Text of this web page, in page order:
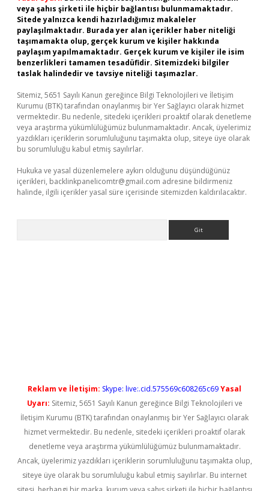
veya şahıs şirketi ile hiçbir bağlantısı bulunmamaktadır.
Sitede yalnızca kendi hazırladığımız makaleler
paylaşılmaktadır. Burada yer alan içerikler haber niteliği
taşımamakta olup, gerçek kurum ve kişiler hakkında
paylaşım yapılmamaktadır. Gerçek kurum ve kişiler ile isim
benzerlikleri tamamen tesadüfidir. Sitemizdeki bilgiler
taslak halindedir ve tavsiye niteliği taşımazlar.
Sitemiz, 5651 Sayılı Kanun gereğince Bilgi Teknolojileri ve İletişim
Kurumu (BTK) tarafından onaylanmış bir Yer Sağlayıcı olarak hizmet
vermektedir. Bu nedenle, sitedeki içerikleri proaktif olarak denetleme
veya araştırma yükümlülüğümüz bulunmamaktadır. Ancak, üyelerimiz
yazdıkları içeriklerin sorumluluğunu taşımakta olup, siteye üye olarak
bu sorumluluğu kabul etmiş sayılırlar.
Hukuka ve yasal düzenlemelere aykırı olduğunu düşündüğünüz
içerikleri, backlinkpanelicomtr@gmail.com adresine bildirmeniz
halinde, ilgili içerikler yasal süre içerisinde sitemizden kaldırılacaktır.
Reklam ve İletişim: Skype: live:.cid.575569c608265c69Yasal
Uyarı: Sitemiz, 5651 Sayılı Kanun gereğince Bilgi Teknolojileri ve
İletişim Kurumu (BTK) tarafından onaylanmış bir Yer Sağlayıcı olarak
hizmet vermektedir. Bu nedenle, sitedeki içerikleri proaktif olarak
denetleme veya araştırma yükümlülüğümüz bulunmamaktadır.
Ancak, üyelerimiz yazdıkları içeriklerin sorumluluğunu taşımakta olup,
siteye üye olarak bu sorumluluğu kabul etmiş sayılırlar. Bu internet